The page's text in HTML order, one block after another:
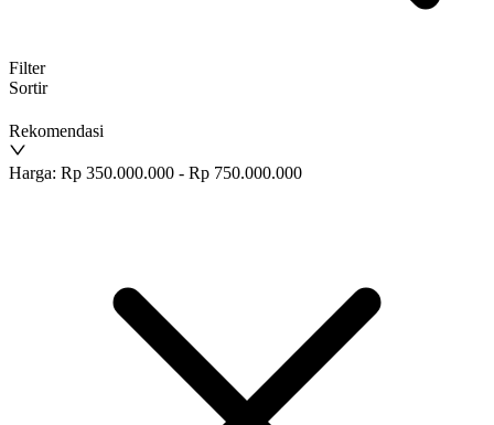
Filter
Sortir
Rekomendasi
Harga: Rp 350.000.000 - Rp 750.000.000